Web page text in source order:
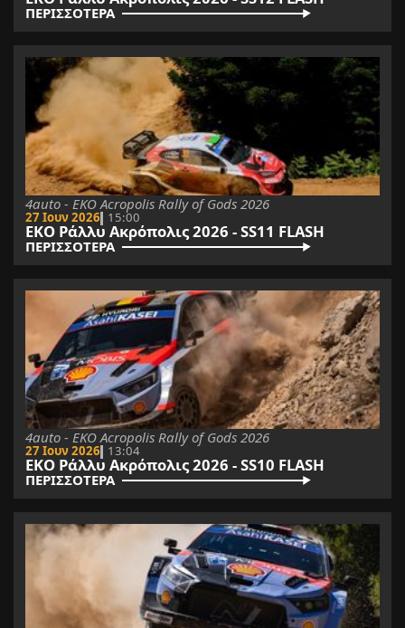
ΠΕΡΙΣΣΟΤΕΡΑ
4auto - EKO Acropolis Rally of Gods 2026
27 Ιουν 2026 15:00
ΕΚΟ Ράλλυ Ακρόπολις 2026 - SS11 FLASH
ΠΕΡΙΣΣΟΤΕΡΑ
4auto - EKO Acropolis Rally of Gods 2026
27 Ιουν 2026 13:04
ΕΚΟ Ράλλυ Ακρόπολις 2026 - SS10 FLASH
ΠΕΡΙΣΣΟΤΕΡΑ